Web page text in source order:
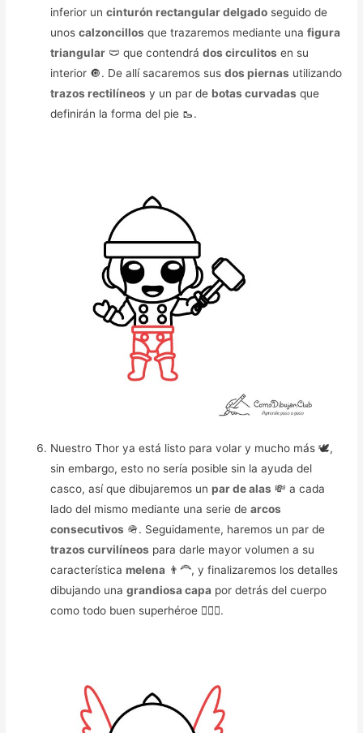
inferior uncinturón rectangular delgado seguido de
unoscalzoncillos que trazaremos mediante unafigura
triangular 🩲 que contendrádos circulitos en su
interior 🔘. De allí sacaremos susdos piernas utilizando
trazos rectilíneos y un par de botas curvadas que
definirán la forma del pie 🥾.
Nuestro Thor ya está listo para volar y mucho más 🕊️,
sin embargo, esto no sería posible sin la ayuda del
casco, así que dibujaremos unpar de alas 💸 a cada
lado del mismo mediante una serie dearcos
consecutivos 🪖. Seguidamente, haremos un par de
trazos curvilíneos para darle mayor volumen a su
característicamelena 👨‍🦰️, y finalizaremos los detalles
dibujando unagrandiosa capa por detrás del cuerpo
como todo buen superhéroe 🦸🏻‍♂️.